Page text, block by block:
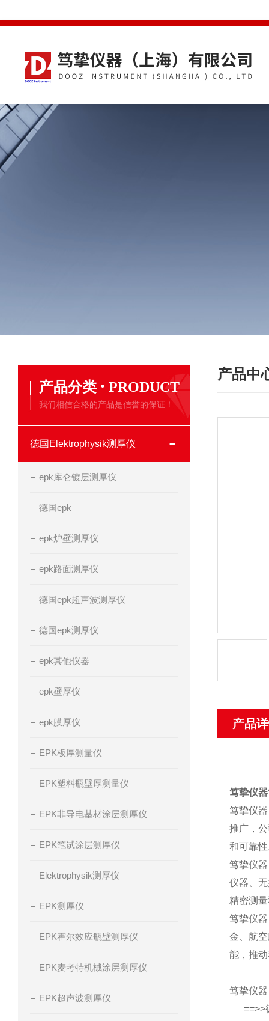
产品分类 · PRODUCT
我们相信合格的产品是信誉的保证！
德国Elektrophysik测厚仪
epk库仑镀层测厚仪
德国epk
epk炉壁测厚仪
epk路面测厚仪
德国epk超声波测厚仪
德国epk测厚仪
epk其他仪器
epk壁厚仪
epk膜厚仪
EPK板厚测量仪
EPK塑料瓶壁厚测量仪
EPK非导电基材涂层测厚仪
EPK笔试涂层测厚仪
Elektrophysik测厚仪
EPK测厚仪
EPK霍尔效应瓶壁测厚仪
EPK麦考特机械涂层测厚仪
EPK超声波测厚仪
产品中
产品
笃挚仪
笃挚仪
推广，
和可靠
笃挚仪
仪器、
精密测
笃挚仪
金、航
能，推
笃挚仪
==>>